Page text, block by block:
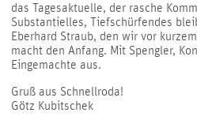
das Tagesaktuelle, der rasche
Substantielles, Tiefschürfendes
Eberhard Straub, den wir vor
macht den Anfang. Mit Spengler,
Eingemachte aus.
Gruß aus Schnellroda!
Götz Kubitschek